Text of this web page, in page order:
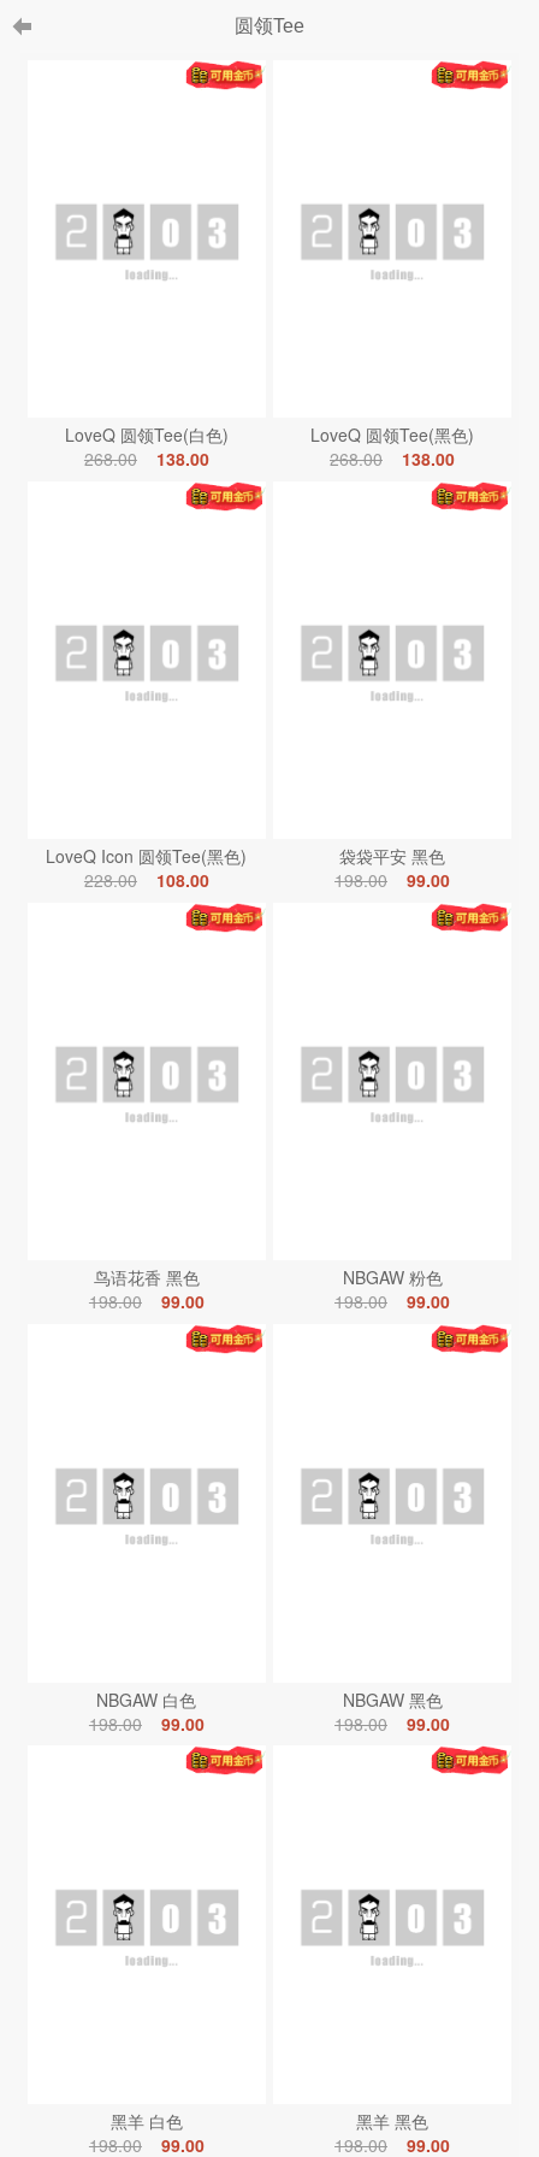
圆领Tee
LoveQ 圆领Tee(白色)
268.00
138.00
LoveQ 圆领Tee(黑色)
268.00
138.00
LoveQ Icon 圆领Tee(黑色)
228.00
108.00
袋袋平安 黑色
198.00
99.00
鸟语花香 黑色
198.00
99.00
NBGAW 粉色
198.00
99.00
NBGAW 白色
198.00
99.00
NBGAW 黑色
198.00
99.00
黑羊 白色
198.00
99.00
黑羊 黑色
198.00
99.00